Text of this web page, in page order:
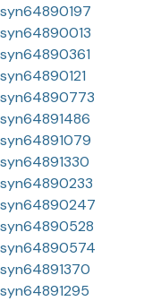
syn64890197
syn64890013
syn64890361
syn64890121
syn64890773
syn64891486
syn64891079
syn64891330
syn64890233
syn64890247
syn64890528
syn64890574
syn64891370
syn64891295